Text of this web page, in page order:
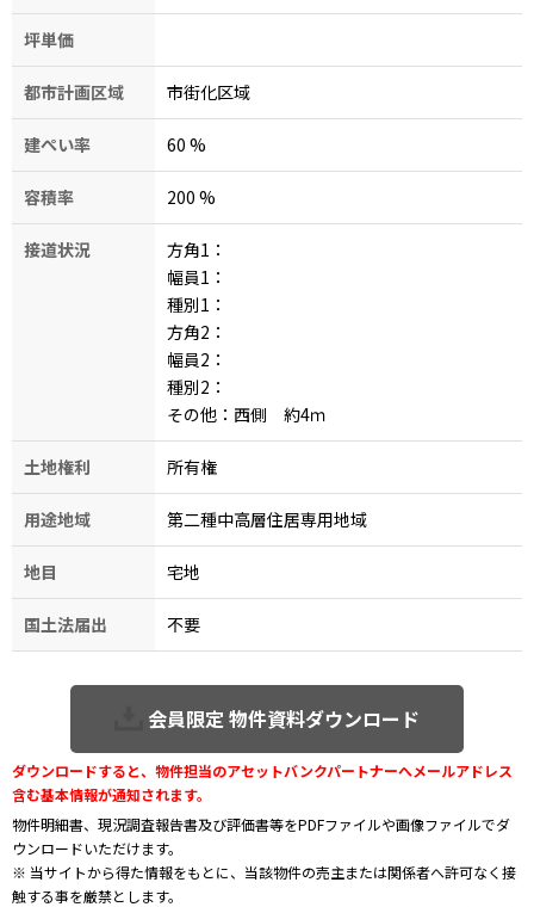
坪単価
都市計画区域 市街化区域
建ぺい率 60 %
容積率 200 %
接道状況
方角1：
幅員1：
種別1：
方角2：
幅員2：
種別2：
その他：西側 約4ｍ
土地権利 所有権
用途地域 第二種中高層住居専用地域
地目 宅地
国土法届出 不要
会員限定 物件資料ダウンロード
ダウンロードすると、物件担当のアセットバンクパートナーへメールアドレス
含む基本情報が通知されます。
物件明細書、現況調査報告書及び評価書等をPDFファイルや画像ファイルでダ
ウンロードいただけます。
※ 当サイトから得た情報をもとに、当該物件の売主または関係者へ許可なく接
触する事を厳禁とします。